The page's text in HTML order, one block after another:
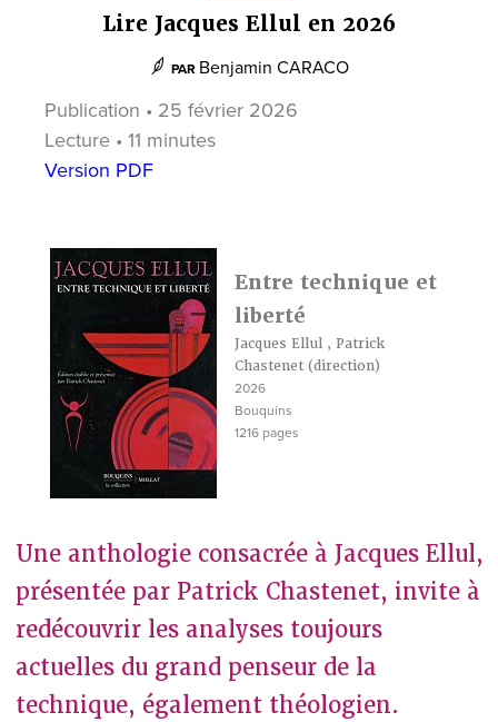
Lire Jacques Ellul en 2026
PAR Benjamin CARACO
Publication • 25 février 2026
Lecture • 11 minutes
Version PDF
Entre technique et
liberté
Jacques Ellul, Patrick
Chastenet(direction)
2026
Bouquins
1216 pages
Une anthologie consacrée à Jacques Ellul,
présentée par Patrick Chastenet, invite à
redécouvrir les analyses toujours
actuelles du grand penseur de la
technique, également théologien.